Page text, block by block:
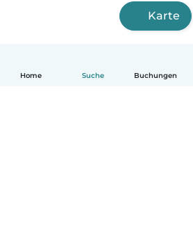
Home Suche Buchungen
Karte